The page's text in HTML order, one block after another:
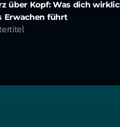
über Kopf: Was dich
Erwachen führt